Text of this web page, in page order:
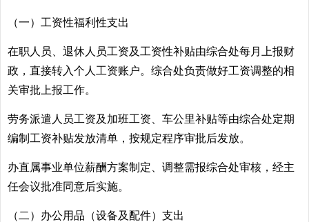
（一）工资性福利性支出
在职人员、退休人员工资及工资性补贴由综合处每月上报财
政，直接转入个人工资账户。综合处负责做好工资调整的相
关审批上报工作。
劳务派遣人员工资及加班工资、车公里补贴等由综合处定期
编制工资补贴发放清单，按规定程序审批后发放。
办直属事业单位薪酬方案制定、调整需报综合处审核，经主
任会议批准同意后实施。
（二）办公用品（设备及配件）支出